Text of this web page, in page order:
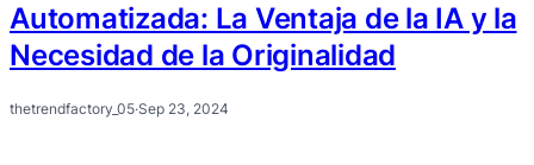
Automatizada: La Ventaja de la IA y la
Necesidad de la Originalidad
thetrendfactory_05·Sep 23, 2024